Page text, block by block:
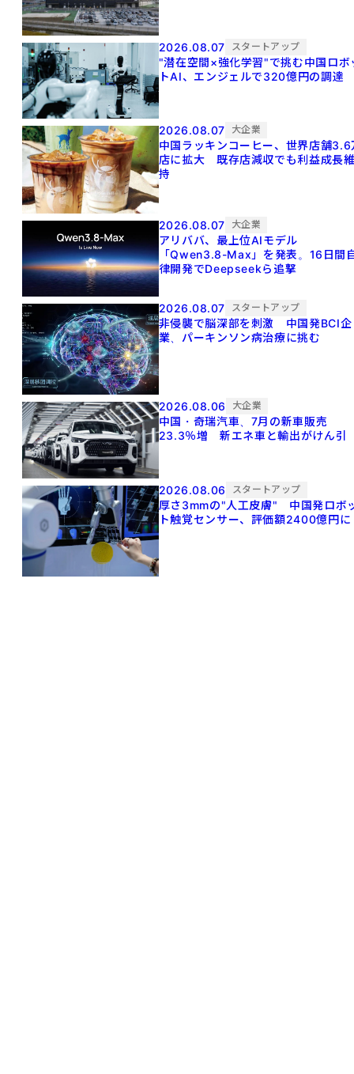
2026.08.07 スタートアップ
"潜在空間×強化学習"で挑む中国ロボ
トAI、エンジェルで320億円の調達
2026.08.07 大企業
中国ラッキンコーヒー、世界店舗3.6
店に拡大 既存店減収でも利益成長
持
2026.08.07 大企業
アリババ、最上位AIモデル
「Qwen3.8-Max」を発表。16日間
律開発でDeepseekら追撃
2026.08.07 スタートアップ
非侵襲で脳深部を刺激 中国発BCI企
業、パーキンソン病治療に挑む
2026.08.06 大企業
中国・奇瑞汽車、7月の新車販売
23.3％増 新エネ車と輸出がけん引
2026.08.06 スタートアップ
厚さ3mmの"人工皮膚" 中国発ロボ
ト触覚センサー、評価額2400億円に